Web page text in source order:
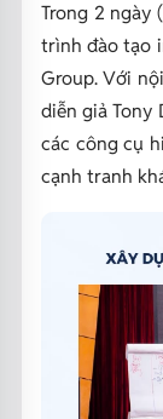
Trong 2 ngày
trình đào tạo
Group. Với
diễn giả Tony
các công cụ
cạnh tranh